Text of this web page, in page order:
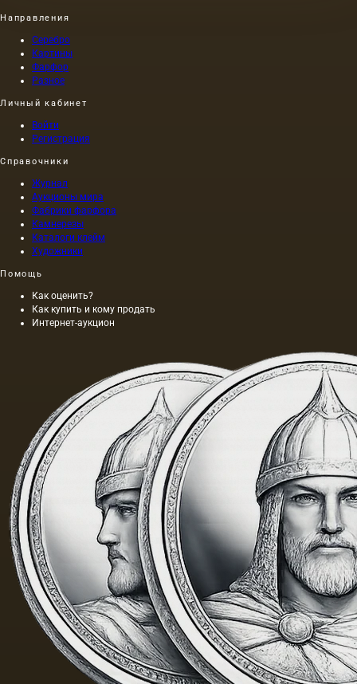
Направления
Серебро
Картины
Фарфор
Разное
Личный кабинет
Войти
Регистрация
Справочники
Журнал
Аукционы мира
Фабрики фарфора
Камнерезы
Каталоги клейм
Художники
Помощь
Как оценить?
Как купить и кому продать
Интернет-аукцион